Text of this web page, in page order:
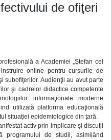
de ofiţeri
a Academiei „Ştefan cel
online pentru cursurile de
subofiţerilor. Audienţii au avut parte
şi cadrelor didactice competente
informaţionale moderne
utilizată platforma educaţională
situaţiei epidemiologice din ţară.
activ prin implicare şi discuţii
programului de studii, asimilând